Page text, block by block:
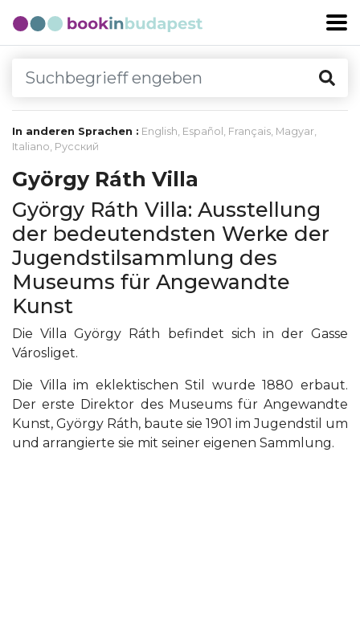
In anderen Sprachen : English, Español , Français, Magyar,
Italiano, Русский
György Ráth Villa
György Ráth Villa: Ausstellung
der bedeutendsten Werke der
Jugendstilsammlung des
Museums für Angewandte
Kunst
Die Villa György Ráth befindet sich in der Gasse
Városliget.
Die Villa im eklektischen Stil wurde 1880 erbaut.
Der erste Direktor des Museums für Angewandte
Kunst, György Ráth, baute sie 1901 im Jugendstil um
und arrangierte sie mit seiner eigenen Sammlung.